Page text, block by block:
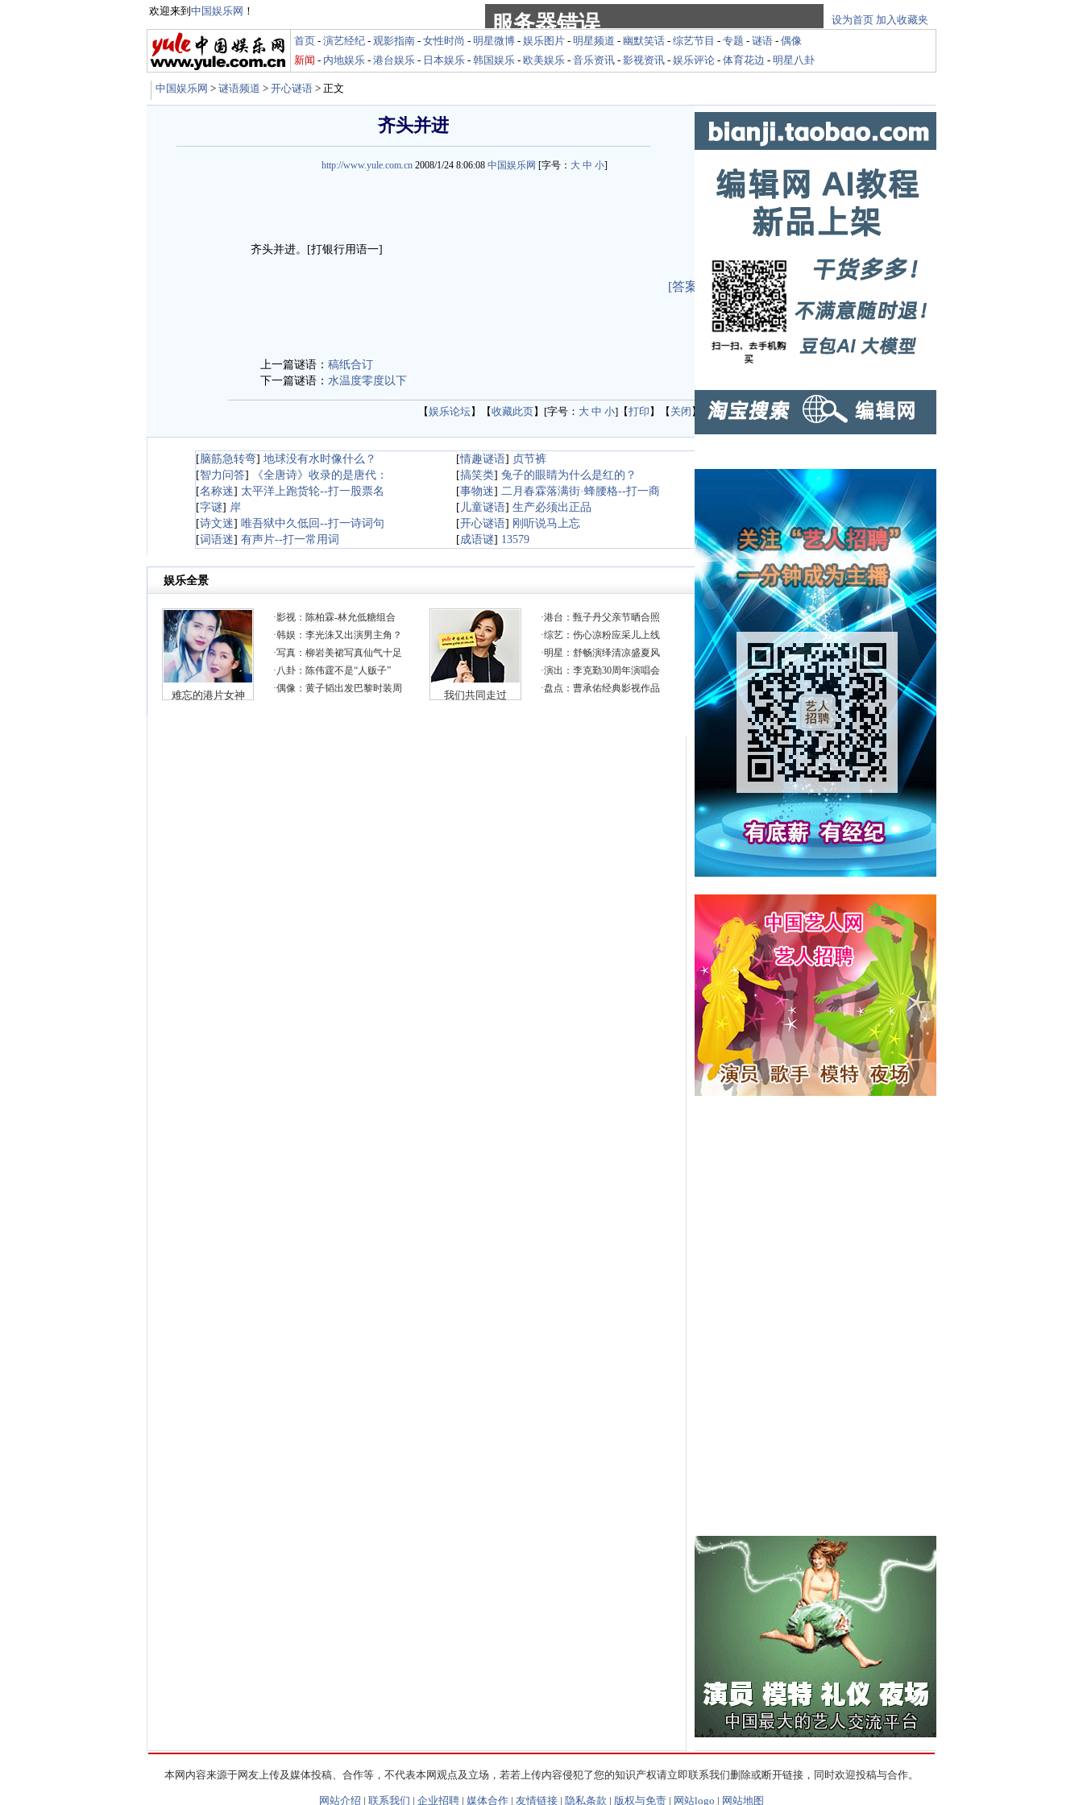
欢迎来到 中国娱乐网 ！
设为首页 加入收藏夹
首页 - 演艺经纪 - 观影指南 - 女性时尚 - 明星微博 - 娱乐图片 - 明星频道 - 幽默笑话 - 综艺节目 - 专题 - 谜语 - 偶像
新闻 - 内地娱乐 - 港台娱乐 - 日本娱乐 - 韩国娱乐 - 欧美娱乐 - 音乐资讯 - 影视资讯 - 娱乐评论 - 体育花边 - 明星八卦
中国娱乐网 > 谜语频道 > 开心谜语 > 正文
齐头并进
http://www.yule.com.cn 2008/1/24 8:06:08 中国娱乐网 [字号： 大 中 小]
齐头并进。[打银行用语一]
[答案]
上一篇谜语： 稿纸合订
下一篇谜语： 水温度零度以下
【娱乐论坛】【收藏此页】[字号： 大 中 小]【打印 】【 关闭 】
[脑筋急转弯] 地球没有水时像什么？ [情趣谜语] 贞节裤
[智力问答] 《全唐诗》收录的是唐代： [搞笑类] 兔子的眼睛为什么是红的？
[名称迷] 太平洋上跑货轮--打一股票名 [事物迷] 二月春霖落满街·蜂腰格--打一商
[字谜] 岸 [ 儿童谜语] 生产必须出正品
[诗文迷] 唯吾狱中久低回--打一诗词句 [开心谜语] 刚听说马上忘
[词语迷] 有声片--打一常用词 [成语谜] 13579
本网内容来源于网友上传及媒体投稿、合作等，不代表本网观点及立场，若若上传内容侵犯了您的知识产权请立即联系我们删除或断开链接，同时欢迎投稿与合作。
网站介绍 | 联系我们 | 企业招聘 | 媒体合作 | 友情链接 | 隐私条款 | 版权与免责 | 网站logo | 网站地图